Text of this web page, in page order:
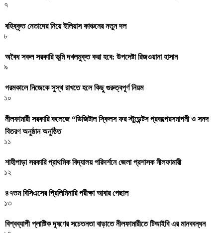
৭
বহিষ্কৃত নেতাদের নিয়ে ইলিয়াস কাঞ্চনের নতুন দল
৮
অবৈধ সকল সরকারি ভূমি দখলমুক্ত করা হবে: উপদেষ্টা রিজওয়ানা হাসান
৯
গরমকালে নিজেকে সুস্থ রাখতে হলে কিছু গুরুত্বপূর্ণ নিয়ম
১০
নীলফামারী সরকারি কলেজে “ডিজিটাল স্কিলস ফর স্টুডেন্টস প্রকল্পেরসমাপনী ও সনদ
বিতরণ অনুষ্ঠান অনুষ্ঠিত
১১
শাহীপাড়া সরকারি প্রাথমিক বিদ্যালয় পরিদর্শনে জেলা প্রশাসক নীলফামারী
১২
৪৭তম বিসিএসের প্রিলিমিনারি পরীক্ষা আবার পেছাল
১৩
বিশ্বব্যাপী প্লাষ্টিক দূষণের সচেতনতা বাড়াতে নীলফামারীতে টিআইবি এর মানববন্ধন